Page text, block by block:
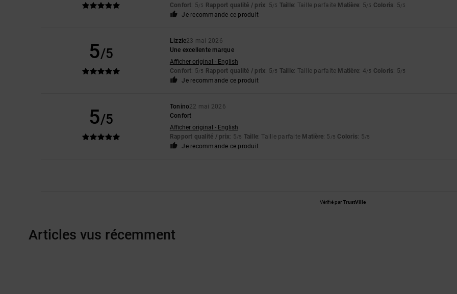
Confort: 5/5 Rapport qualité / prix: 5/5 Taille: Taille parfaite Matière: 5/5 Coloris: 5/5
Je recommande ce produit
5/5
Lizzie23 mai 2026
Une excellente marque
Afficher original - English
Confort: 5/5 Rapport qualité / prix: 5/5 Taille: Taille parfaite Matière: 4/5 Coloris: 5/5
Je recommande ce produit
5/5
Tonino22 mai 2026
Confort
Afficher original - English
Rapport qualité / prix: 5/5 Taille: Taille parfaite Matière: 5 /5 Coloris: 5/5
Je recommande ce produit
Vérifié parTrustVille
Articles vus récemment